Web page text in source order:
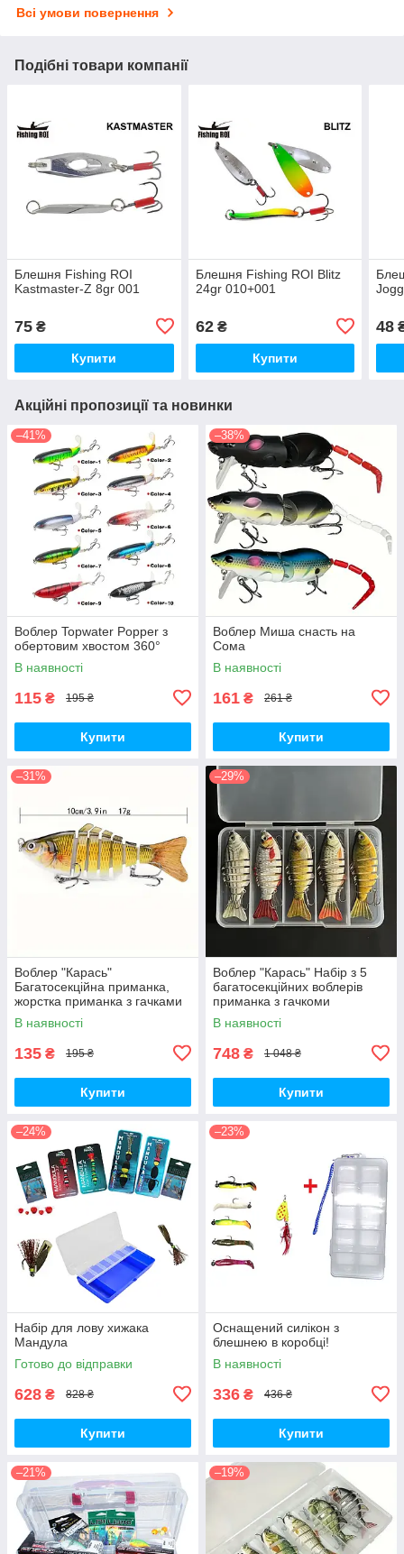
Всі умови повернення
Подібні товари компанії
Блешня Fishing ROI
Kastmaster-Z 8gr 001
75 ₴
Купити
Блешня Fishing ROI Blitz
24gr 010+001
62₴
Купити
48
Акційні пропозиції та новинки
–41%
Воблер Topwater Popper з
обертовим хвостом 360°
В наявності
115 ₴ 195 ₴
Купити
–38%
Воблер Миша снасть на
Сома
В наявності
161 ₴ 261 ₴
Купити
–31%
Воблер "Карась"
Багатосекційна приманка,
жорстка приманка з гачками
В наявності
135 ₴ 195 ₴
Купити
–29%
Воблер "Карась" Набір з 5
багатосекційних воблерів
приманка з гачкоми
В наявності
748 ₴ 1 048 ₴
Купити
–24%
Набір для лову хижака
Мандула
Готово до відправки
628 ₴ 828 ₴
Купити
–23%
Оснащений силікон з
блешнею в коробці!
В наявності
336 ₴ 436 ₴
Купити
–21% –19%